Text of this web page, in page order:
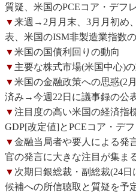
質疑、米国のPCEコア・デフ
▼来週→2月月末、3月月初め
表、米国のISM非製造業指数
▼米国の国債利回りの動向
▼ 主要な株式市場(米国中心)
▼米国の金融政策への思惑(2
済み→今週22日に議事録の公
▼注目度の高い米国の経済指
GDP[改定値]とPCEコア・デ
▼金融当局者や要人による発
官の発言に大きな注目が集ま
▼ 次期日銀総裁・副総裁(24
候補への所信聴取と質疑を予